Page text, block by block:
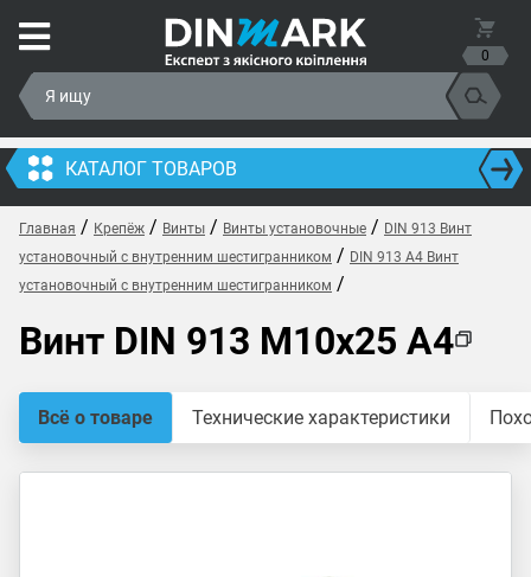
0
КАТАЛОГ ТОВАРОВ
Главная / Крепёж / Винты / Винты установочные / DIN 913 Винт
установочный с внутренним шестигранником / DIN 913 A4 Винт
установочный с внутренним шестигранником /
Винт DIN 913 M10x25 A4
Всё о товаре Технические характеристики